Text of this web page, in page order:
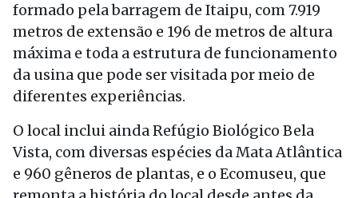
formado pela barragem de Itaipu, com 7.919
metros de extensão e 196 de metros de altura
máxima e toda a estrutura de funcionamento
da usina que pode ser visitada por meio de
diferentes experiências.
O local inclui ainda Refúgio Biológico Bela
Vista, com diversas espécies da Mata Atlântica
e 960 gêneros de plantas, e o Ecomuseu, que